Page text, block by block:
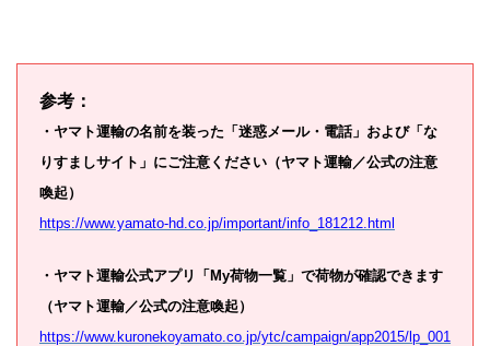
参考：
・ヤマト運輸の名前を装った「迷惑メール・電話」および「な
りすましサイト」にご注意ください（ヤマト運輸／公式の注意
喚起）
https://www.yamato-hd.co.jp/important/info_181212.html
・ヤマト運輸公式アプリ「My荷物一覧」で荷物が確認できます
（ヤマト運輸／公式の注意喚起）
https://www.kuronekoyamato.co.jp/ytc/campaign/app2015/lp_001